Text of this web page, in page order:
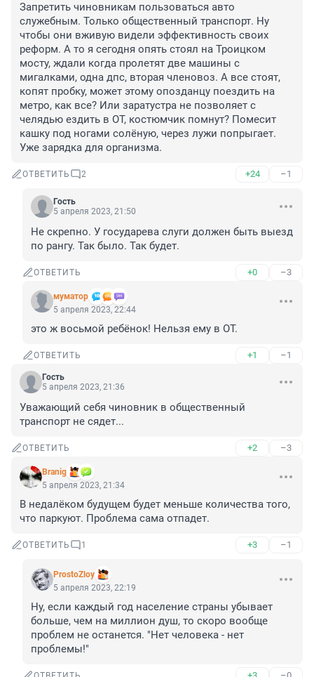
Запретить чиновникам пользоваться авто
служебным. Только общественный транспорт. Ну
чтобы они вживую видели эффективность своих
реформ. А то я сегодня опять стоял на Троицком
мосту, ждали когда пролетят две машины с
мигалками, одна дпс, вторая членовоз. А все стоят,
копят пробку, может этому опозданцу поездить на
метро, как все? Или заратустра не позволяет с
челядью ездить в ОТ, костюмчик помнут? Помесит
кашку под ногами солёную, через лужи попрыгает.
Уже зарядка для организма.
ОТВЕТИТЬ 2 +24 –1
Гость
5 апреля 2023, 21:50
Не скрепно. У государева слуги должен быть выезд
по рангу. Так было. Так будет.
ОТВЕТИТЬ +0 –3
муматор
5 апреля 2023, 22:44
это ж восьмой ребёнок! Нельзя ему в ОТ.
ОТВЕТИТЬ +1 –1
Гость
5 апреля 2023, 21:36
Уважающий себя чиновник в общественный
транспорт не сядет...
ОТВЕТИТЬ +2 –3
Branig
5 апреля 2023, 21:34
В недалёком будущем будет меньше количества того,
что паркуют. Проблема сама отпадет.
ОТВЕТИТЬ 1 +3 –1
ProstoZloy
5 апреля 2023, 22:19
Ну, если каждый год население страны убывает
больше, чем на миллион душ, то скоро вообще
проблем не останется. "Нет человека - нет
проблемы!"